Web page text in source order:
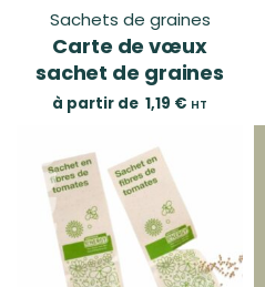
Sachets de graines
Carte de vœux
sachet de graines
à partir de 1,19 € HT